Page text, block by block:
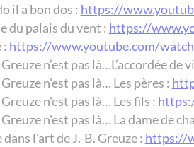
il a bon dos : https://
du palais du vent : https://
: https://www.youtube.com/
n’est pas là…L’accordée de
n'est pas là… Les pères :
n'est pas là… Les fils :
n'est pas là… La dame de
dans l'art de J.-B. Greuze : https://